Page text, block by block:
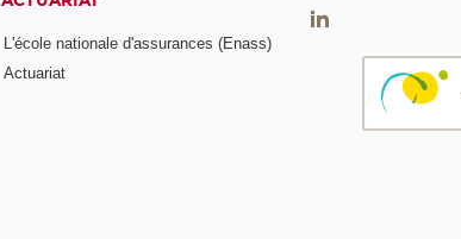
L'école nationale d'assurances (Enass)
Actuariat